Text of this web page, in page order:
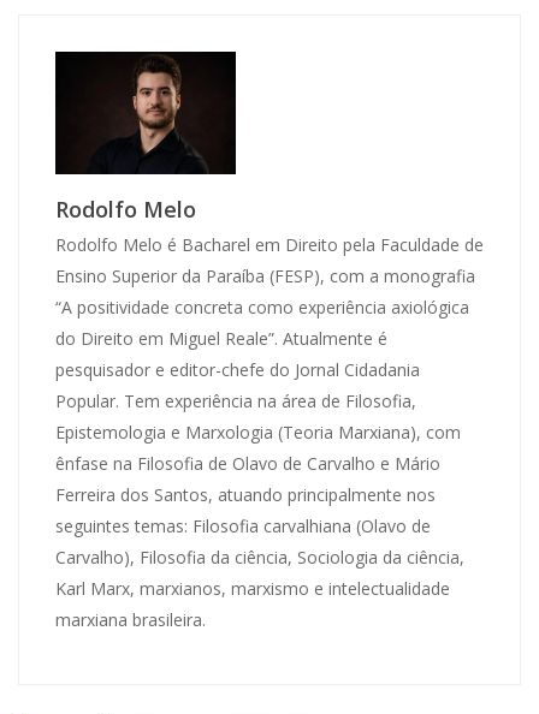
Rodolfo Melo
Rodolfo Melo é Bacharel em Direito pela Faculdade de
Ensino Superior da Paraíba (FESP), com a monografia
“A positividade concreta como experiência axiológica
do Direito em Miguel Reale”. Atualmente é
pesquisador e editor-chefe do Jornal Cidadania
Popular. Tem experiência na área de Filosofia,
Epistemologia e Marxologia (Teoria Marxiana), com
ênfase na Filosofia de Olavo de Carvalho e Mário
Ferreira dos Santos, atuando principalmente nos
seguintes temas: Filosofia carvalhiana (Olavo de
Carvalho), Filosofia da ciência, Sociologia da ciência,
Karl Marx, marxianos, marxismo e intelectualidade
marxiana brasileira.